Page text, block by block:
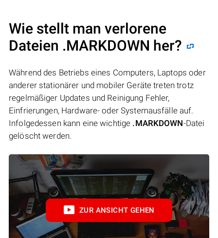
Wie stellt man verlorene
Dateien .MARKDOWN her?
Während des Betriebs eines Computers, Laptops oder
anderer stationärer und mobiler Geräte treten trotz
regelmäßiger Updates und Reinigung Fehler,
Einfrierungen, Hardware- oder Systemausfälle auf.
Infolgedessen kann eine wichtige .MARKDOWN-Datei
gelöscht werden.
ZUR ANSICHT GEHEN